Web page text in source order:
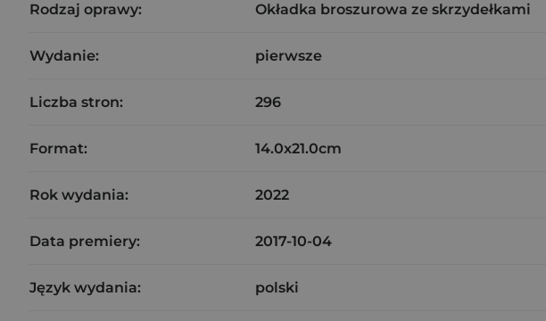
Rodzaj oprawy: Okładka broszurowa ze skrzydełkami
Wydanie: pierwsze
Liczba stron: 296
Format: 14.0x21.0cm
Rok wydania: 2022
Data premiery: 2017-10-04
Język wydania: polski